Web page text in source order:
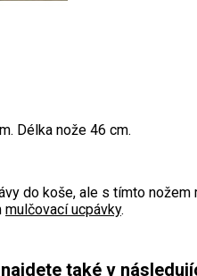
Délka nože 46 cm.
do koše, ale s tímto
mulčovací ucpávky.
také v